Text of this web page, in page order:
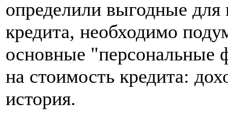
определили выгодные для
кредита, необходимо
основные
на стоимость кредита:
история.